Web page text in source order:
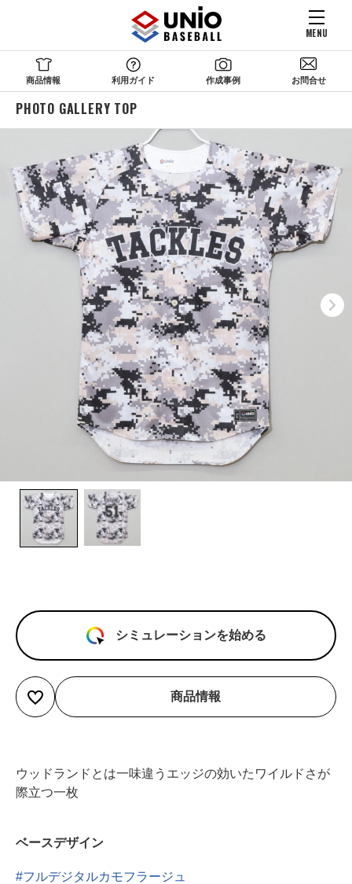
MENU
商品情報 利用ガイド 作成事例 お問合せ
PHOTO GALLERY TOP
シミュレーションを始める
商品情報
ウッドランドとは一味違うエッジの効いたワイルドさが
際立つ一枚
ベースデザイン
フルデジタルカモフラージュ